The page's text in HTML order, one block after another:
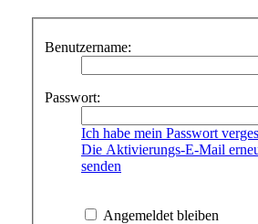
Benutzername:
Passwort:
Ich habe mein Passwort
Die Aktivierungs-E-Mail
senden
Angemeldet bleiben